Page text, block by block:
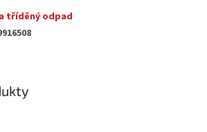
tříděný odpad